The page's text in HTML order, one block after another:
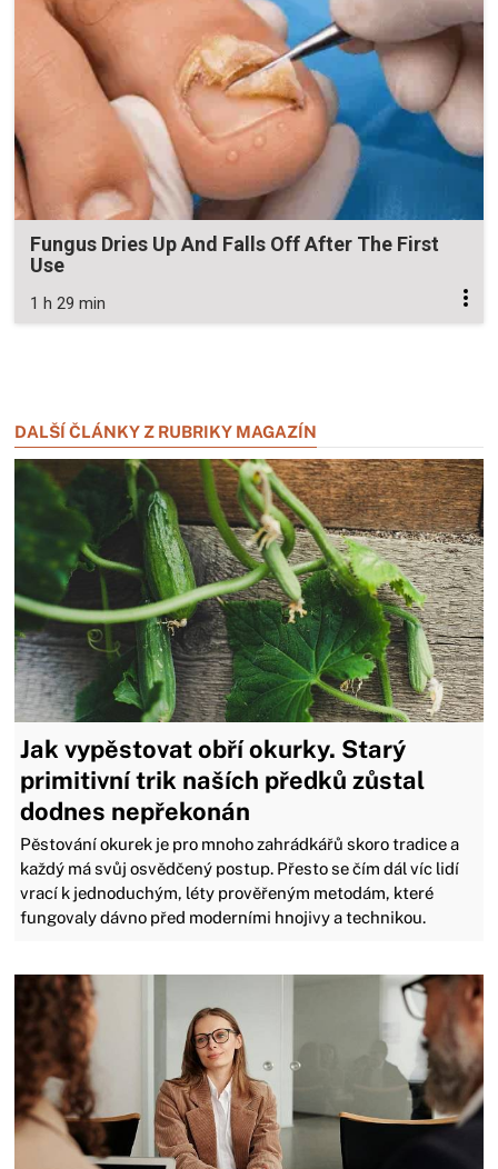
Fungus Dries Up And Falls Off After The First
Use
1 h 29 min
DALŠÍ ČLÁNKY Z RUBRIKY MAGAZÍN
Jak vypěstovat obří okurky. Starý
primitivní trik naších předků zůstal
dodnes nepřekonán
Pěstování okurek je pro mnoho zahrádkářů skoro tradice a
každý má svůj osvědčený postup. Přesto se čím dál víc lidí
vrací k jednoduchým, léty prověřeným metodám, které
fungovaly dávno před moderními hnojivy a technikou.